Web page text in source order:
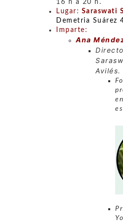
16 h a 20 h.
Lugar: Saraswati
Demetria Suárez
Imparte:
Ana
Avilés.